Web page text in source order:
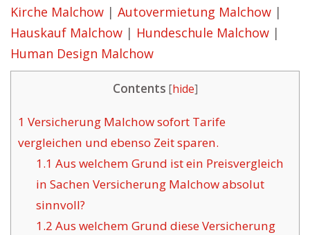
Kirche Malchow | Autovermietung Malchow |
Hauskauf Malchow | Hundeschule Malchow |
Human Design Malchow
Contents [hide]
1 Versicherung Malchow sofort Tarife
vergleichen und ebenso Zeit sparen.
1.1 Aus welchem Grund ist ein Preisvergleich
in Sachen Versicherung Malchow absolut
sinnvoll?
1.2 Aus welchem Grund diese Versicherung